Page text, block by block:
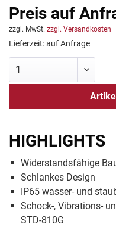
Preis auf
zzgl. MwSt. zzgl. Versandkosten
Lieferzeit: auf Anfrage
HIGHLIGHTS
Widerstandsfähige
Schlankes Design
IP65 wasser- und
Schock-, Vibrations-
STD-810G